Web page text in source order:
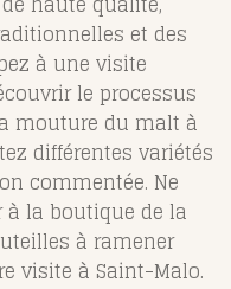
et des
à une visite
le processus
mouture du malt à
différentes variétés
commentée. Ne
la boutique de la
à ramener
visite à Saint-Malo.